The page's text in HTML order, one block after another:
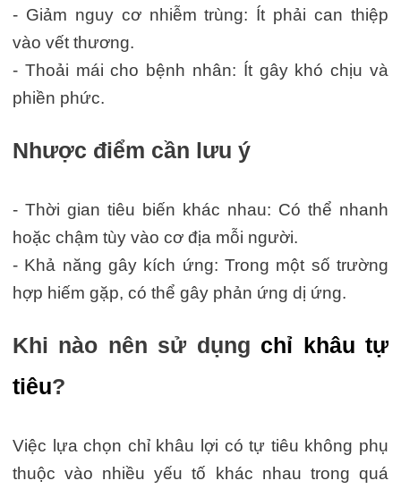
- Giảm nguy cơ nhiễm trùng: Ít phải can thiệp
vào vết thương.
- Thoải mái cho bệnh nhân: Ít gây khó chịu và
phiền phức.
Nhược điểm cần lưu ý
- Thời gian tiêu biến khác nhau: Có thể nhanh
hoặc chậm tùy vào cơ địa mỗi người.
- Khả năng gây kích ứng: Trong một số trường
hợp hiếm gặp, có thể gây phản ứng dị ứng.
Khi nào nên sử dụng chỉ khâu tự
tiêu?
Việc lựa chọn chỉ khâu lợi có tự tiêu không phụ
thuộc vào nhiều yếu tố khác nhau trong quá